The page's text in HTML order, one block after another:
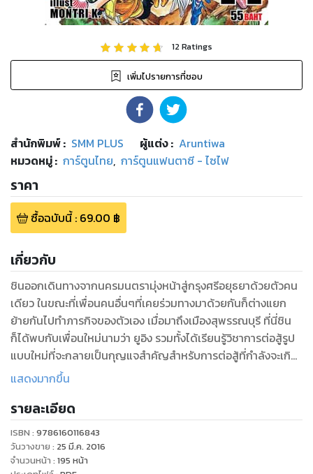
12Ratings
เพิ่มไปรายการที่ชอบ
สำนักพิมพ์: SMM PLUS ผู้แต่ง : Aruntiwa
หมวดหมู่: การ์ตูนไทย, การ์ตูนแฟนตาซี - ไซไฟ
ราคา
ซื้อฉบับนี้: 69.00 ฿
เกี่ยวกับ
ชินออกเดินทางจากนครมนตรามุ่งหน้าสู่กรุงศรีอยุธยาด้วยตัวคน
เดียว ในขณะที่เพื่อนคนอื่นๆที่เคยร่วมทางมาด้วยกันก็ต่างแยก
ย้ายกันไปทำภารกิจของตัวเอง เมื่อมาถึงเมืองสุพรรณบุรี ที่นี่ชิน
ก็ได้พบกับเพื่อนใหม่นามว่า ยูอิง รวมทั้งได้เรียนรู้วิชาการต่อสู้รูป
แบบใหม่ที่จะกลายเป็นกุญแจสำคัญสำหรับการต่อสู้ที่กำลังจะเกิด
ขึ้นในอนาคตอันใกล้นี้...
แสดงมากขึ้น
รายละเอียด
ISBN : 9786160116843
วันวางขาย : 25 มี.ค. 2016
จำนวนหน้า : 195 หน้า